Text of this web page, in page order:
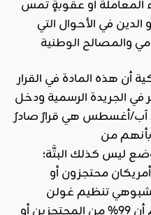
المعاملة أو عقوبةٍ تمس
الدين في الأحوال التي
والمصالح الوطنية
أن هذه المادة في القرار
في الجريدة الرسمية ودخل
حيّز التنفيذ في يوم الجمعة 25 آب/أغسطس هي قرارٌ صادرٌ
بأنهم من
ليس كذلك البتَّة؛
محتجزون أو
تنظيم غولن
الإرهابي الفارّين بهم. ومعلوم أن 99% من المحتجزين أو